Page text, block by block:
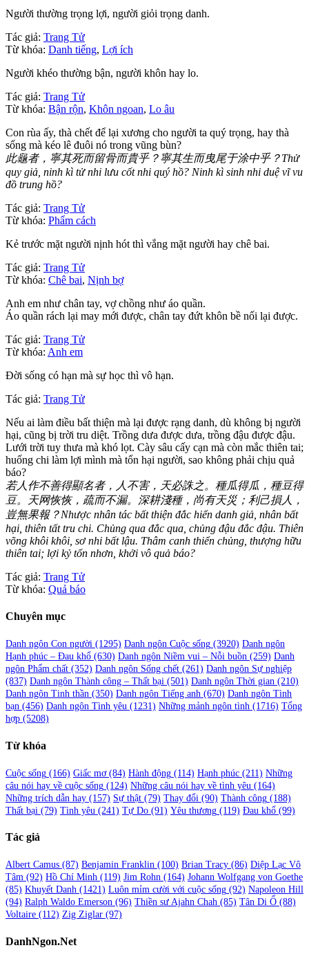
Người thường trọng lợi, người giỏi trọng danh.
Tác giả: Trang Tử
Từ khóa: Danh tiếng, Lợi ích
Người khéo thường bận, người khôn hay lo.
Tác giả: Trang Tử
Từ khóa: Bận rộn, Khôn ngoan, Lo âu
Con rùa ấy, thà chết để lại xương cho người ta quý trọng, hay thà
sống mà kéo lê đuôi nó trong vũng bùn?
此龜者，寧其死而留骨而貴乎？寧其生而曳尾于涂中乎？Thử
quy giả, ninh kì tử nhi lưu cốt nhi quý hồ? Ninh kì sinh nhi duệ vĩ vu
đồ trung hồ?
Tác giả: Trang Tử
Từ khóa: Phẩm cách
Kẻ trước mặt người nịnh hót thì vắng mặt người hay chê bai.
Tác giả: Trang Tử
Từ khóa: Chê bai, Nịnh bợ
Anh em như chân tay, vợ chồng như áo quần.
Áo quần rách lại may mới được, chân tay đứt khôn bề nối lại được.
Tác giả: Trang Tử
Từ khóa: Anh em
Đời sống có hạn mà sự học thì vô hạn.
Tác giả: Trang Tử
Nếu ai làm điều bất thiện mà lại được rạng danh, dù không bị người
hại, cũng bị trời tru diệt. Trồng dưa được dưa, trồng đậu được đậu.
Lưới trời tuy thưa mà khó lọt. Cày sâu cấy cạn mà còn mắc thiên tai;
huống chi làm lợi mình mà tổn hại người, sao không phải chịu quả
báo?
若人作不善得顯名者，人不害，天必誅之。種瓜得瓜，種豆得
豆。天网恢恢，疏而不漏。深耕淺種，尚有天災；利己損人，
豈無果報？Nhược nhân tác bất thiện đắc hiển danh giả, nhân bất
hại, thiên tất tru chi. Chủng qua đắc qua, chủng đậu đắc đậu. Thiên
võng khôi khôi, sơ nhi bất lậu. Thâm canh thiển chủng, thượng hữu
thiên tai; lợi kỷ tổn nhơn, khởi vô quả báo?
Tác giả: Trang Tử
Từ khóa: Quả báo
Chuyên mục
Danh ngôn Con người (1295) Danh ngôn Cuộc sống (3920) Danh ngôn
Hạnh phúc – Đau khổ (630) Danh ngôn Niềm vui – Nỗi buồn (259) Danh
ngôn Phẩm chất (352) Danh ngôn Sống chết (261) Danh ngôn Sự nghiệp
(837) Danh ngôn Thành công – Thất bại (501) Danh ngôn Thời gian (210)
Danh ngôn Tinh thần (350) Danh ngôn Tiếng anh (670) Danh ngôn Tình
bạn (456) Danh ngôn Tình yêu (1231) Những mảnh ngôn tình (1716) Tổng
hợp (5208)
Từ khóa
Cuộc sống (166) Giấc mơ(84) Hành động (114) Hạnh phúc (211) Những
câu nói hay về cuộc sống (124) Những câu nói hay về tình yêu (164)
Những trích dẫn hay (157) Sự thật (79) Thay đổi (90) Thành công (188)
Thất bại (79) Tình yêu (241) Tự Do (91) Yêu thương (119) Đau khổ (99)
Tác giả
Albert Camus (87) Benjamin Franklin (100) Brian Tracy (86) Diệp Lạc Vô
Tâm (92) Hồ Chí Minh (119) Jim Rohn (164) Johann Wolfgang von Goethe
(85) Khuyết Danh (1421) Luôn mỉm cười với cuộc sống (92) Napoleon Hill
(94) Ralph Waldo Emerson (96) Thiền sư Ajahn Chah (85) Tân Di Ổ (88)
Voltaire (112) Zig Ziglar (97)
DanhNgon.Net